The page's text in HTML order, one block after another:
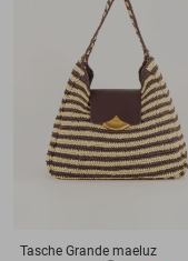
Tasche Grande maeluz